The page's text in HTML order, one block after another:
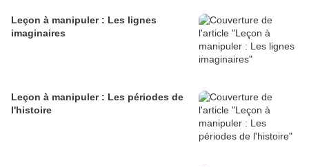
Leçon à manipuler : Les lignes
imaginaires
Leçon à manipuler : Les périodes de
l'histoire